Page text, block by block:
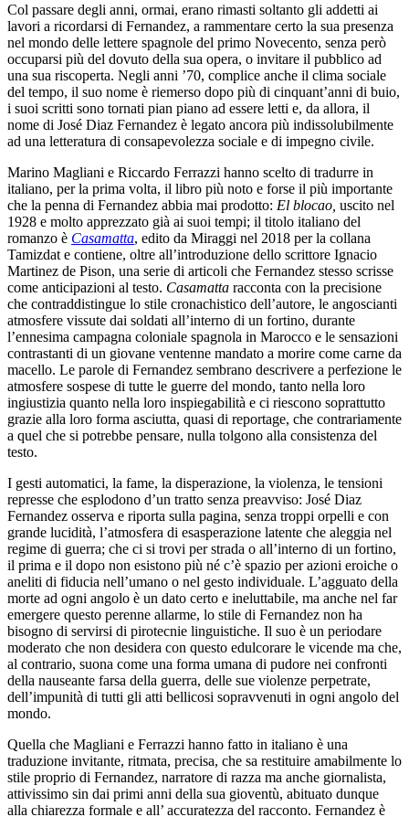
Col passare degli anni, ormai, erano rimasti soltanto gli addetti ai
lavori a ricordarsi di Fernandez, a rammentare certo la sua presenza
nel mondo delle lettere spagnole del primo Novecento, senza però
occuparsi più del dovuto della sua opera, o invitare il pubblico ad
una sua riscoperta. Negli anni ’70, complice anche il clima sociale
del tempo, il suo nome è riemerso dopo più di cinquant’anni di buio,
i suoi scritti sono tornati pian piano ad essere letti e, da allora, il
nome di José Diaz Fernandez è legato ancora più indissolubilmente
ad una letteratura di consapevolezza sociale e di impegno civile.
Marino Magliani e Riccardo Ferrazzi hanno scelto di tradurre in
italiano, per la prima volta, il libro più noto e forse il più importante
che la penna di Fernandez abbia mai prodotto: El blocao, uscito nel
1928 e molto apprezzato già ai suoi tempi; il titolo italiano del
romanzo è Casamatta, edito da Miraggi nel 2018 per la collana
Tamizdat e contiene, oltre all’introduzione dello scrittore Ignacio
Martinez de Pison, una serie di articoli che Fernandez stesso scrisse
come anticipazioni al testo. Casamatta racconta con la precisione
che contraddistingue lo stile cronachistico dell’autore, le angoscianti
atmosfere vissute dai soldati all’interno di un fortino, durante
l’ennesima campagna coloniale spagnola in Marocco e le sensazioni
contrastanti di un giovane ventenne mandato a morire come carne da
macello. Le parole di Fernandez sembrano descrivere a perfezione le
atmosfere sospese di tutte le guerre del mondo, tanto nella loro
ingiustizia quanto nella loro inspiegabilità e ci riescono soprattutto
grazie alla loro forma asciutta, quasi di reportage, che contrariamente
a quel che si potrebbe pensare, nulla tolgono alla consistenza del
testo.
I gesti automatici, la fame, la disperazione, la violenza, le tensioni
represse che esplodono d’un tratto senza preavviso: José Diaz
Fernandez osserva e riporta sulla pagina, senza troppi orpelli e con
grande lucidità, l’atmosfera di esasperazione latente che aleggia nel
regime di guerra; che ci si trovi per strada o all’interno di un fortino,
il prima e il dopo non esistono più né c’è spazio per azioni eroiche o
aneliti di fiducia nell’umano o nel gesto individuale. L’agguato della
morte ad ogni angolo è un dato certo e ineluttabile, ma anche nel far
emergere questo perenne allarme, lo stile di Fernandez non ha
bisogno di servirsi di pirotecnie linguistiche. Il suo è un periodare
moderato che non desidera con questo edulcorare le vicende ma che,
al contrario, suona come una forma umana di pudore nei confronti
della nauseante farsa della guerra, delle sue violenze perpetrate,
dell’impunità di tutti gli atti bellicosi sopravvenuti in ogni angolo del
mondo.
Quella che Magliani e Ferrazzi hanno fatto in italiano è una
traduzione invitante, ritmata, precisa, che sa restituire amabilmente lo
stile proprio di Fernandez, narratore di razza ma anche giornalista,
attivissimo sin dai primi anni della sua gioventù, abituato dunque
alla chiarezza formale e all’ accuratezza del racconto. Fernandez è